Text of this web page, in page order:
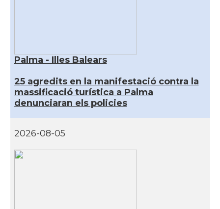
Palma - Illes Balears
25 agredits en la manifestació contra la
massificació turística a Palma
denunciaran els policies
2026-08-05